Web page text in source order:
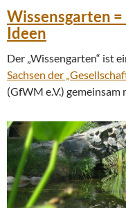
Wissensgarten
Ideen
Der „Wissengarten“ ist
Sachsen der
(GfWM e.V.) gemeinsam